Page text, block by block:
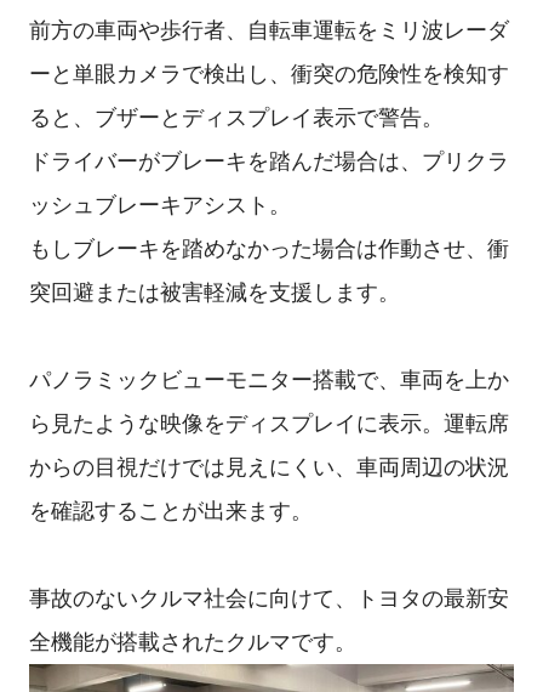
前方の車両や歩行者、自転車運転をミリ波レーダ
ーと単眼カメラで検出し、衝突の危険性を検知す
ると、ブザーとディスプレイ表示で警告。
ドライバーがブレーキを踏んだ場合は、プリクラ
ッシュブレーキアシスト。
もしブレーキを踏めなかった場合は作動させ、衝
突回避または被害軽減を支援します。
パノラミックビューモニター搭載で、車両を上か
ら見たような映像をディスプレイに表示。運転席
からの目視だけでは見えにくい、車両周辺の状況
を確認することが出来ます。
事故のないクルマ社会に向けて、トヨタの最新安
全機能が搭載されたクルマです。